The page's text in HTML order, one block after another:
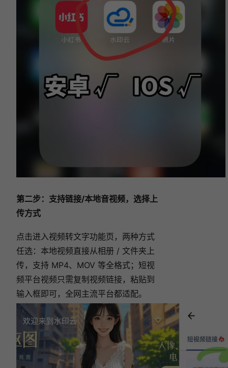
第二步：支持链接/本地音视频，选择上
传方式
点击进入视频转文字功能页，两种方式
任选：本地视频直接从相册 / 文件夹上
传，支持 MP4、MOV 等全格式；短视
频平台视频只需复制视频链接，粘贴到
输入框即可，全网主流平台都适配。
如何把视频语音转字幕？2026实测5款字幕提
取软件，告别手动麻烦！
视频怎么转换成文字？6款免费视频转文字软件
精选（2026 最新实测）！
这款 AI 视频转文字工具，支持链接+本地视频转
文字，全端通用！